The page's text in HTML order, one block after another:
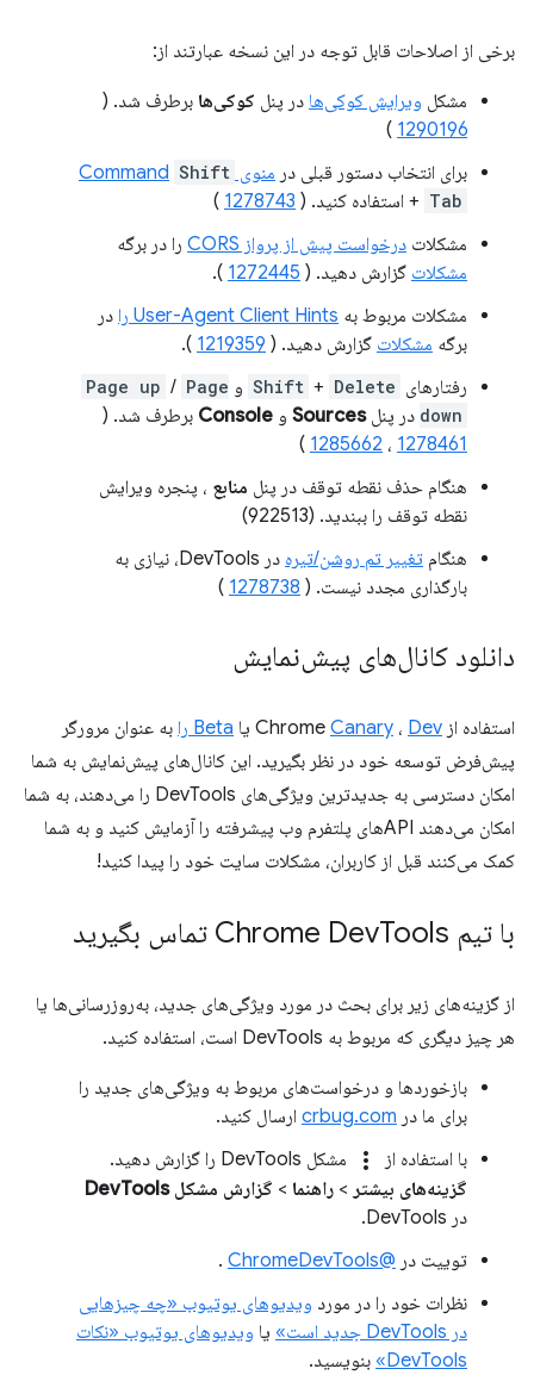
برخی از اصلاحات قابل توجه در این نسخه عبارتند از:
مشکل ویرایش کوکی‌ها در پنل کوکی‌ها برطرف شد. (
1290196
)
برای انتخاب دستور قبلی در منوی Command Shift
+ Tab استفاده کنید. ( 1278743
)
مشکلات درخواست پیش از پرواز CORS
را در برگه
مشکلات گزارش دهید. ( 1272445
).
مشکلات مربوط به User-Agent Client Hints را
در
برگه مشکلات گزارش دهید. ( 1219359
).
رفتارهای
Shift + Delete و Page up / Page
down در پنلSources و Console برطرف شد. (
1278461 ، 1285662
)
هنگام حذف نقطه توقف در پنل منابع ، پنجره ویرایش
نقطه توقف را ببندید. (922513)
هنگام تغییر تم روشن/تیره
در DevTools، نیازی به
بارگذاری مجدد نیست. ( 1278738
)
دانلود کانال‌های پیش‌نمایش
استفاده از Chrome Canary ، Dev یا Beta را
به عنوان مرورگر
پیش‌فرض توسعه خود در نظر بگیرید. این کانال‌های پیش‌نمایش به شما
امکان دسترسی به جدیدترین ویژگی‌های DevTools را می‌دهند، به شما
امکان می‌دهند APIهای پلتفرم وب پیشرفته را آزمایش کنید و به شما
کمک می‌کنند قبل از کاربران، مشکلات سایت خود را پیدا کنید!
با تیم Chrome Dev Tools تماس بگیرید
از گزینه‌های زیر برای بحث در مورد ویژگی‌های جدید، به‌روزرسانی‌ها یا
هر چیز دیگری که مربوط به DevTools است، استفاده کنید.
بازخوردها و درخواست‌های مربوط به ویژگی‌های جدید را
برای ما در crbug.com ارسال کنید.
با استفاده از
more_vert
مشکل DevTools را گزارش دهید.
گزینه‌های بیشتر > راهنما > گزارش مشکل DevTools
در DevTools.
توییت در @ChromeDevTools
.
نظرات خود را در مورد ویدیوهای یوتیوب «چه چیزهایی
در DevTools جدید است»
یا ویدیوهای یوتیوب «نکات
DevTools»
بنویسید.